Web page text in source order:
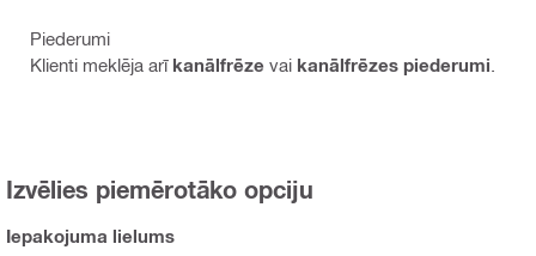
Piederumi
Klienti meklēja arī kanālfrēze vai kanālfrēzes piederumi
Izvēlies piemērotāko opciju
Iepakojuma lielums